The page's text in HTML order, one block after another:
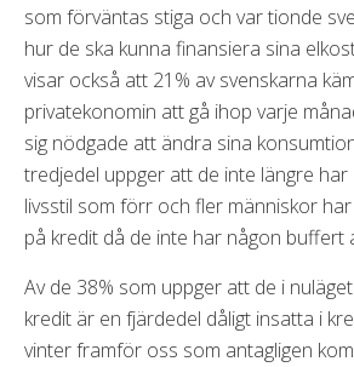
som förväntas stiga och var tionde
hur de ska kunna finansiera sina
visar också att 21% av svenskarna
privatekonomin att gå ihop varje
sig nödgade att ändra sina
tredjedel uppger att de inte längre har
livsstil som förr och fler människor
på kredit då de inte har någon buffert
Av de 38% som uppger att de i
kredit är en fjärdedel dåligt insatta i
vinter framför oss som antagligen